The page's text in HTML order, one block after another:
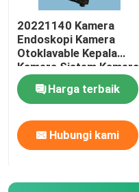
20221140 Kamera
Endoskopi Kamera
Otoklavable Kepala
Kamera Sistem Kamera
Medis
Harga terbaik
Hubungi kami